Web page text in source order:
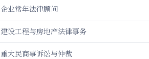
企业常年法律顾问
建设工程与房地产法律事务
重大民商事诉讼与仲裁